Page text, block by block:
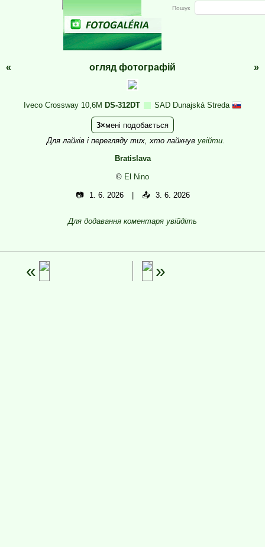
« огляд фотографій »
Iveco Crossway 10,6M DS-312DT SAD Dunajská Streda
3 мені подобається
Для лайків і перегляду тих, хто лайкнув увійти.
Bratislava
© El Nino
📷 1. 6. 2026 📤 3. 6. 2026
Для додавання коментаря увійдіть
Пошук